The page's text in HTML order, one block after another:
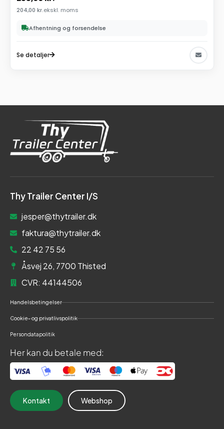
204,00 kr.ekskl. moms
Afhentning og forsendelse
Se detaljer
Thy Trailer Center I/S
jesper@thytrailer.dk
faktura@thytrailer.dk
22 42 75 56
Åsvej 26, 7700 Thisted
CVR: 44144506
Handelsbetingelser
Cookie- og privatlivspolitik
Persondatapolitik
Her kan du betale med:
Kontakt Webshop